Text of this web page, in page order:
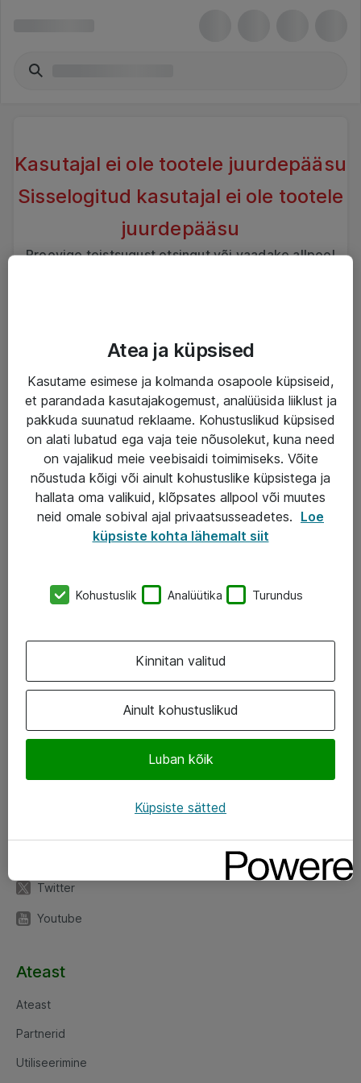
Kasutajal ei ole tootele juurdepääsu
Sisselogitud kasutajal ei ole tootele
juurdepääsu
Proovige teistsugust otsingut või vaadake allpool
Teenused
IT taristu
Haldusteenused
Garantii
Turva- ja nõrkvoolulahendused
AS ATEA
eShop@atea.ee
Twitter
Youtube
Ateast
Ateast
Partnerid
Utiliseerimine
Atea ja küpsised
Kasutame esimese ja kolmanda osapoole küpsiseid,
et parandada kasutajakogemust, analüüsida liiklust ja
pakkuda suunatud reklaame. Kohustuslikud küpsised
on alati lubatud ega vaja teie nõusolekut, kuna need
on vajalikud meie veebisaidi toimimiseks. Võite
nõustuda kõigi või ainult kohustuslike küpsistega ja
hallata oma valikuid, klõpsates allpool või muutes
neid omale sobival ajal privaatsusseadetes. Loe
küpsiste kohta lähemalt siit
Kohustuslik Analüütika Turundus
Ainult kohustuslikud
Luban kõik
Kinnitan valitud
Küpsiste sätted